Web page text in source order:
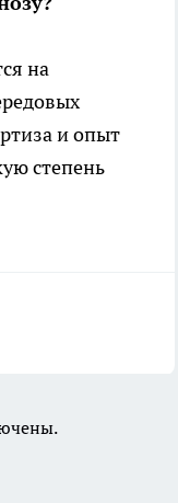
на
и опыт
степень